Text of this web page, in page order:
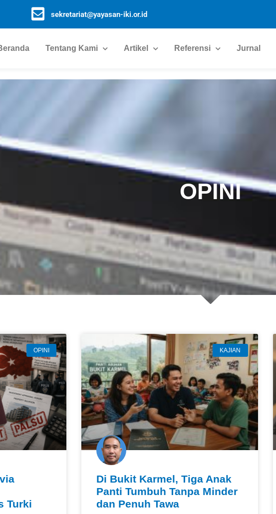
sekretariat@yayasan-iki.or.id
Tentang Kami Artikel Referensi Jurnal
OPINI
OPINI
Turki
KAJIAN
Di Bukit Karmel, Tiga Anak
Panti Tumbuh Tanpa Minder
dan Penuh Tawa